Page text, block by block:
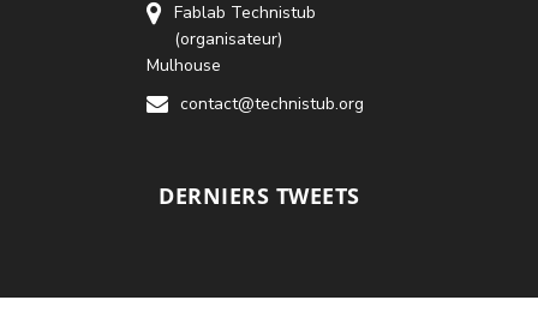
Fablab Technistub
(organisateur)
Mulhouse
contact@technistub.org
DERNIERS TWEETS